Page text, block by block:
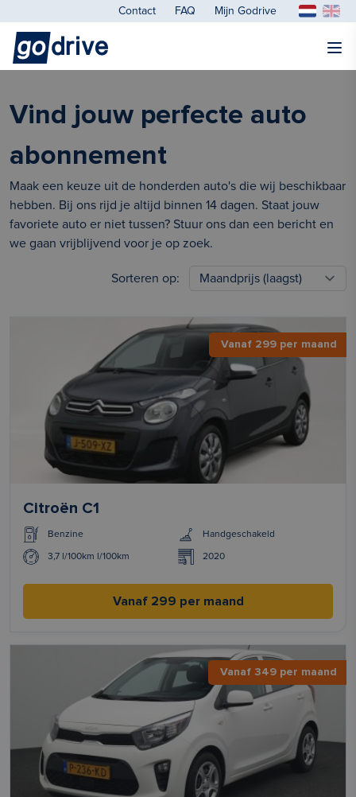
Contact FAQ Mijn Godrive
Vind jouw perfecte auto
abonnement
Maak een keuze uit de honderden auto's die wij beschikbaar
hebben. Bij ons rijd je altijd binnen 14 dagen. Staat jouw
favoriete auto er niet tussen? Stuur ons dan een bericht en
we gaan vrijblijvend voor je op zoek.
Sorteren op:
Vanaf 299 per maand
Citroën C1
Benzine Handgeschakeld
3,7 l/100km l/100km 2020
Vanaf 299 per maand
Vanaf 349 per maand